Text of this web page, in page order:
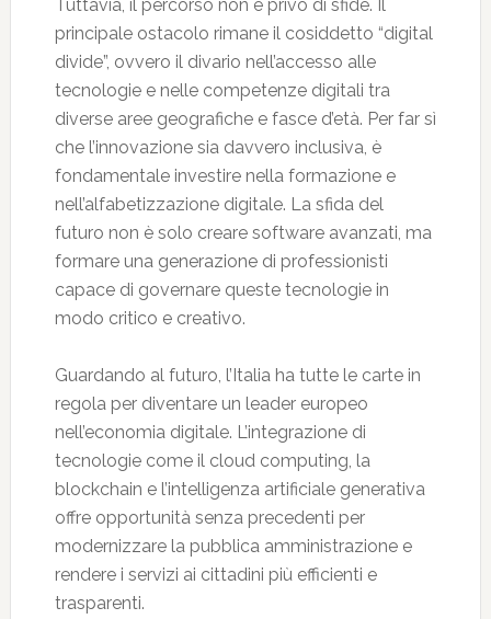
Tuttavia, il percorso non è privo di sfide. Il
principale ostacolo rimane il cosiddetto “digital
divide”, ovvero il divario nell’accesso alle
tecnologie e nelle competenze digitali tra
diverse aree geografiche e fasce d’età. Per far sì
che l’innovazione sia davvero inclusiva, è
fondamentale investire nella formazione e
nell’alfabetizzazione digitale. La sfida del
futuro non è solo creare software avanzati, ma
formare una generazione di professionisti
capace di governare queste tecnologie in
modo critico e creativo.
Guardando al futuro, l’Italia ha tutte le carte in
regola per diventare un leader europeo
nell’economia digitale. L’integrazione di
tecnologie come il cloud computing, la
blockchain e l’intelligenza artificiale generativa
offre opportunità senza precedenti per
modernizzare la pubblica amministrazione e
rendere i servizi ai cittadini più efficienti e
trasparenti.